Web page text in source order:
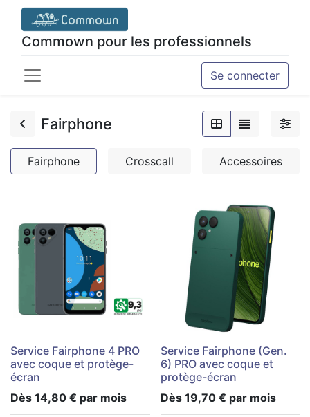
Commown pour les professionnels
Se connecter
Fairphone
Fairphone Crosscall Accessoires
Service Fairphone 4 PRO
avec coque et protège-
écran
Dès 14,80 € par mois
Service Fairphone (Gen.
6) PRO avec coque et
protège-écran
Dès 19,70€ par mois